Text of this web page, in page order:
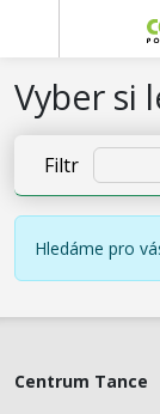
Vyber si
Filtr
Hledáme pro
Centrum Tance